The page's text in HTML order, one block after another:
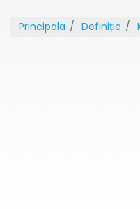
Principala Definiție